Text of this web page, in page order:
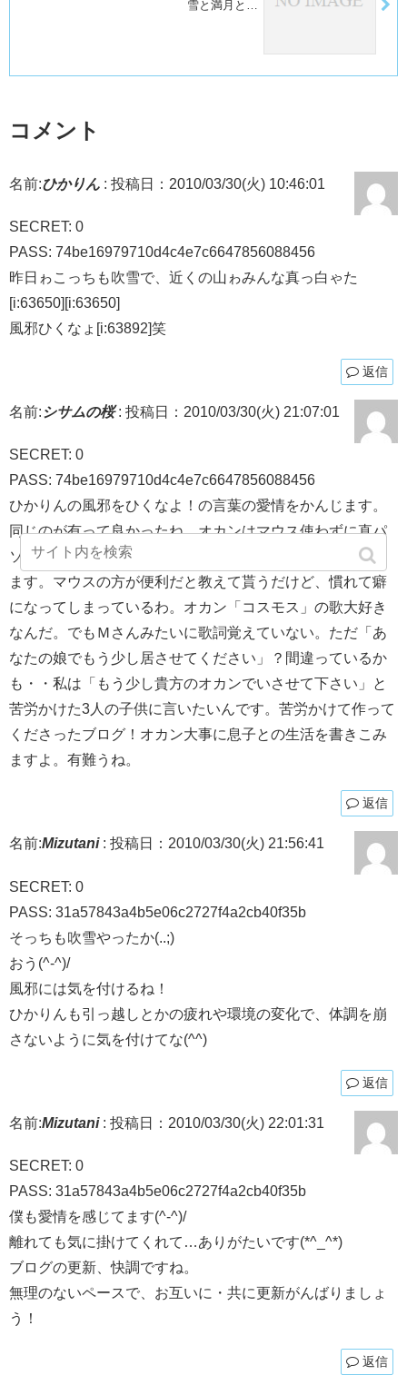
雪と満月と…
コメント
名前:ひかりん : 投稿日：2010/03/30(火) 10:46:01
SECRET: 0
PASS: 74be16979710d4c4e7c6647856088456
昨日ゎこっちも吹雪で、近くの山ゎみんな真っ白ゃた
[i:63650][i:63650]
風邪ひくなょ[i:63892]笑
返信
名前: シサムの桜: 投稿日：2010/03/30(火) 21:07:01
SECRET: 0
PASS: 74be16979710d4c4e7c6647856088456
ひかりんの風邪をひくなよ！の言葉の愛情をかんじます。
同じのが有って良かったね。オカンはマウス使わずに直パ
ソコンのなんて言うのか判らないところを触れて動かして
ます。マウスの方が便利だと教えて貰うだけど、慣れて癖
になってしまっているわ。オカン「コスモス」の歌大好き
なんだ。でもＭさんみたいに歌詞覚えていない。ただ「あ
なたの娘でもう少し居させてください」？間違っているか
も・・私は「もう少し貴方のオカンでいさせて下さい」と
苦労かけた3人の子供に言いたいんです。苦労かけて作って
くださったブログ！オカン大事に息子との生活を書きこみ
ますよ。有難うね。
返信
名前:Mizutani: 投稿日：2010/03/30(火) 21:56:41
SECRET: 0
PASS: 31a57843a4b5e06c2727f4a2cb40f35b
そっちも吹雪やったか(..;)
おう(^-^)/
風邪には気を付けるね！
ひかりんも引っ越しとかの疲れや環境の変化で、体調を崩
さないように気を付けてな(^^)
返信
名前:Mizutani: 投稿日：2010/03/30(火) 22:01:31
SECRET: 0
PASS: 31a57843a4b5e06c2727f4a2cb40f35b
僕も愛情を感じてます(^-^)/
離れても気に掛けてくれて…ありがたいです(*^_^*)
ブログの更新、快調ですね。
無理のないペースで、お互いに・共に更新がんばりましょ
う！
返信